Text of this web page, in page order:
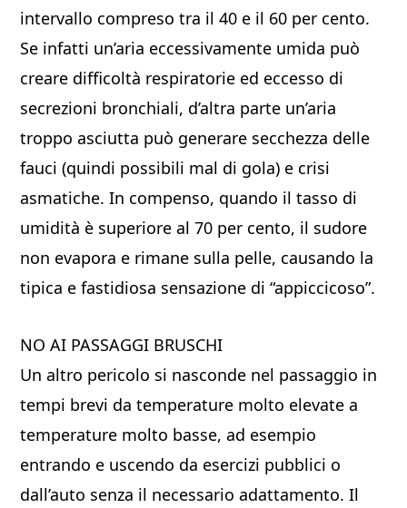
intervallo compreso tra il 40 e il 60 per cento.
Se infatti un’aria eccessivamente umida può
creare difficoltà respiratorie ed eccesso di
secrezioni bronchiali, d’altra parte un’aria
troppo asciutta può generare secchezza delle
fauci (quindi possibili mal di gola) e crisi
asmatiche. In compenso, quando il tasso di
umidità è superiore al 70 per cento, il sudore
non evapora e rimane sulla pelle, causando la
tipica e fastidiosa sensazione di “appiccicoso”.
NO AI PASSAGGI BRUSCHI
Un altro pericolo si nasconde nel passaggio in
tempi brevi da temperature molto elevate a
temperature molto basse, ad esempio
entrando e uscendo da esercizi pubblici o
dall’auto senza il necessario adattamento. Il